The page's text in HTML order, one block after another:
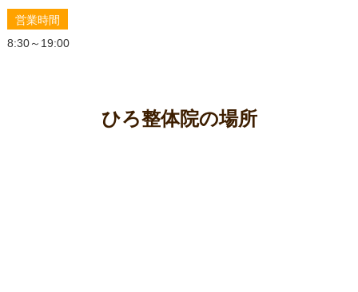
椎間板ヘルニアの痛みを和らげる！整体師が解説する
正しい座り方
「なぜ私だけ？」若い女性を悩ませる椎間板ヘルニア
整体で改善する秘訣を徹底解説！
椎間板ヘルニアの寝方と枕の選び方｜整体師が教える
営業時間
8:30～19:00
ひろ整体院の場所